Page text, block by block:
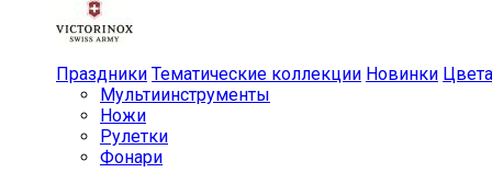
Праздники Тематические коллекции Новинки Цвета
Мульти­инструменты
Ножи
Рулетки
Фонари